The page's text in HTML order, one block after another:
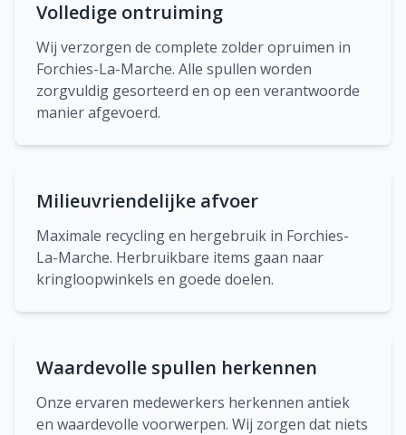
Volledige ontruiming
Wij verzorgen de complete zolder opruimen in
Forchies-La-Marche. Alle spullen worden
zorgvuldig gesorteerd en op een verantwoorde
manier afgevoerd.
Milieuvriendelijke afvoer
Maximale recycling en hergebruik in Forchies-
La-Marche. Herbruikbare items gaan naar
kringloopwinkels en goede doelen.
Waardevolle spullen herkennen
Onze ervaren medewerkers herkennen antiek
en waardevolle voorwerpen. Wij zorgen dat niets